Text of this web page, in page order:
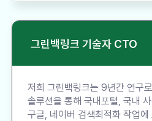
그린백링크 기술자 CTO
저희 그린백링크는 9년간 연구
솔루션을 통해 국내포털, 국내
구글, 네이버 검색최적화 작업에